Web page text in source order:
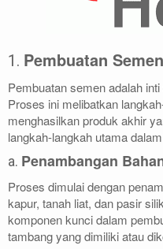
1. Pembuatan Semen
Pembuatan semen adalah
Proses ini melibatkan
menghasilkan produk akhir
langkah-langkah utama
a. Penambangan
Proses dimulai dengan
kapur, tanah liat, dan pasir
komponen kunci dalam
tambang yang dimiliki atau